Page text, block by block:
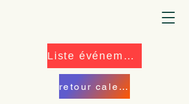
Liste événements
retour calendrier